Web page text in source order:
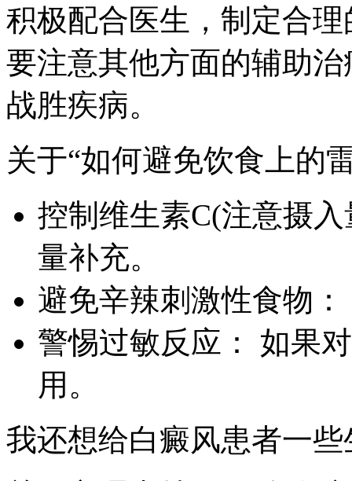
积极配合医生，制定合
要注意其他方面的辅助
战胜疾病。
关于“如何避免饮食上的
控制维生素C(注意摄
量补充。
避免辛辣刺激性食物
警惕过敏反应： 如果
用。
我还想给白癜风患者一